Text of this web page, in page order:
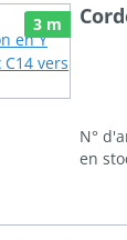
3 m
N°
en